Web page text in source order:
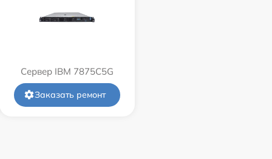
Сервер IBM 7875C5G
Заказать ремонт